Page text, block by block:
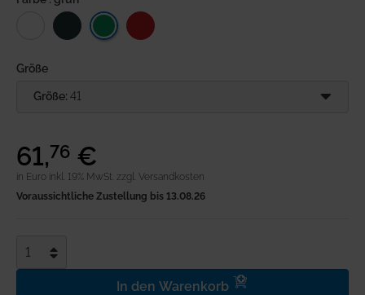
Merkliste
Größe
Größe: 41
61,76 €
in Euro inkl. 19% MwSt. zzgl. Versandkosten
Voraussichtliche Zustellung bis 13.08.26
In den Warenkorb